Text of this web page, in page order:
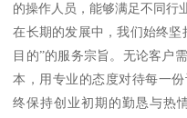
的操作人员，能够满足不同行
在长期的发展中，我们始终
目的”的服务宗旨。无论客户
本，用专业的态度对待每一
终保持创业初期的勤恳与热